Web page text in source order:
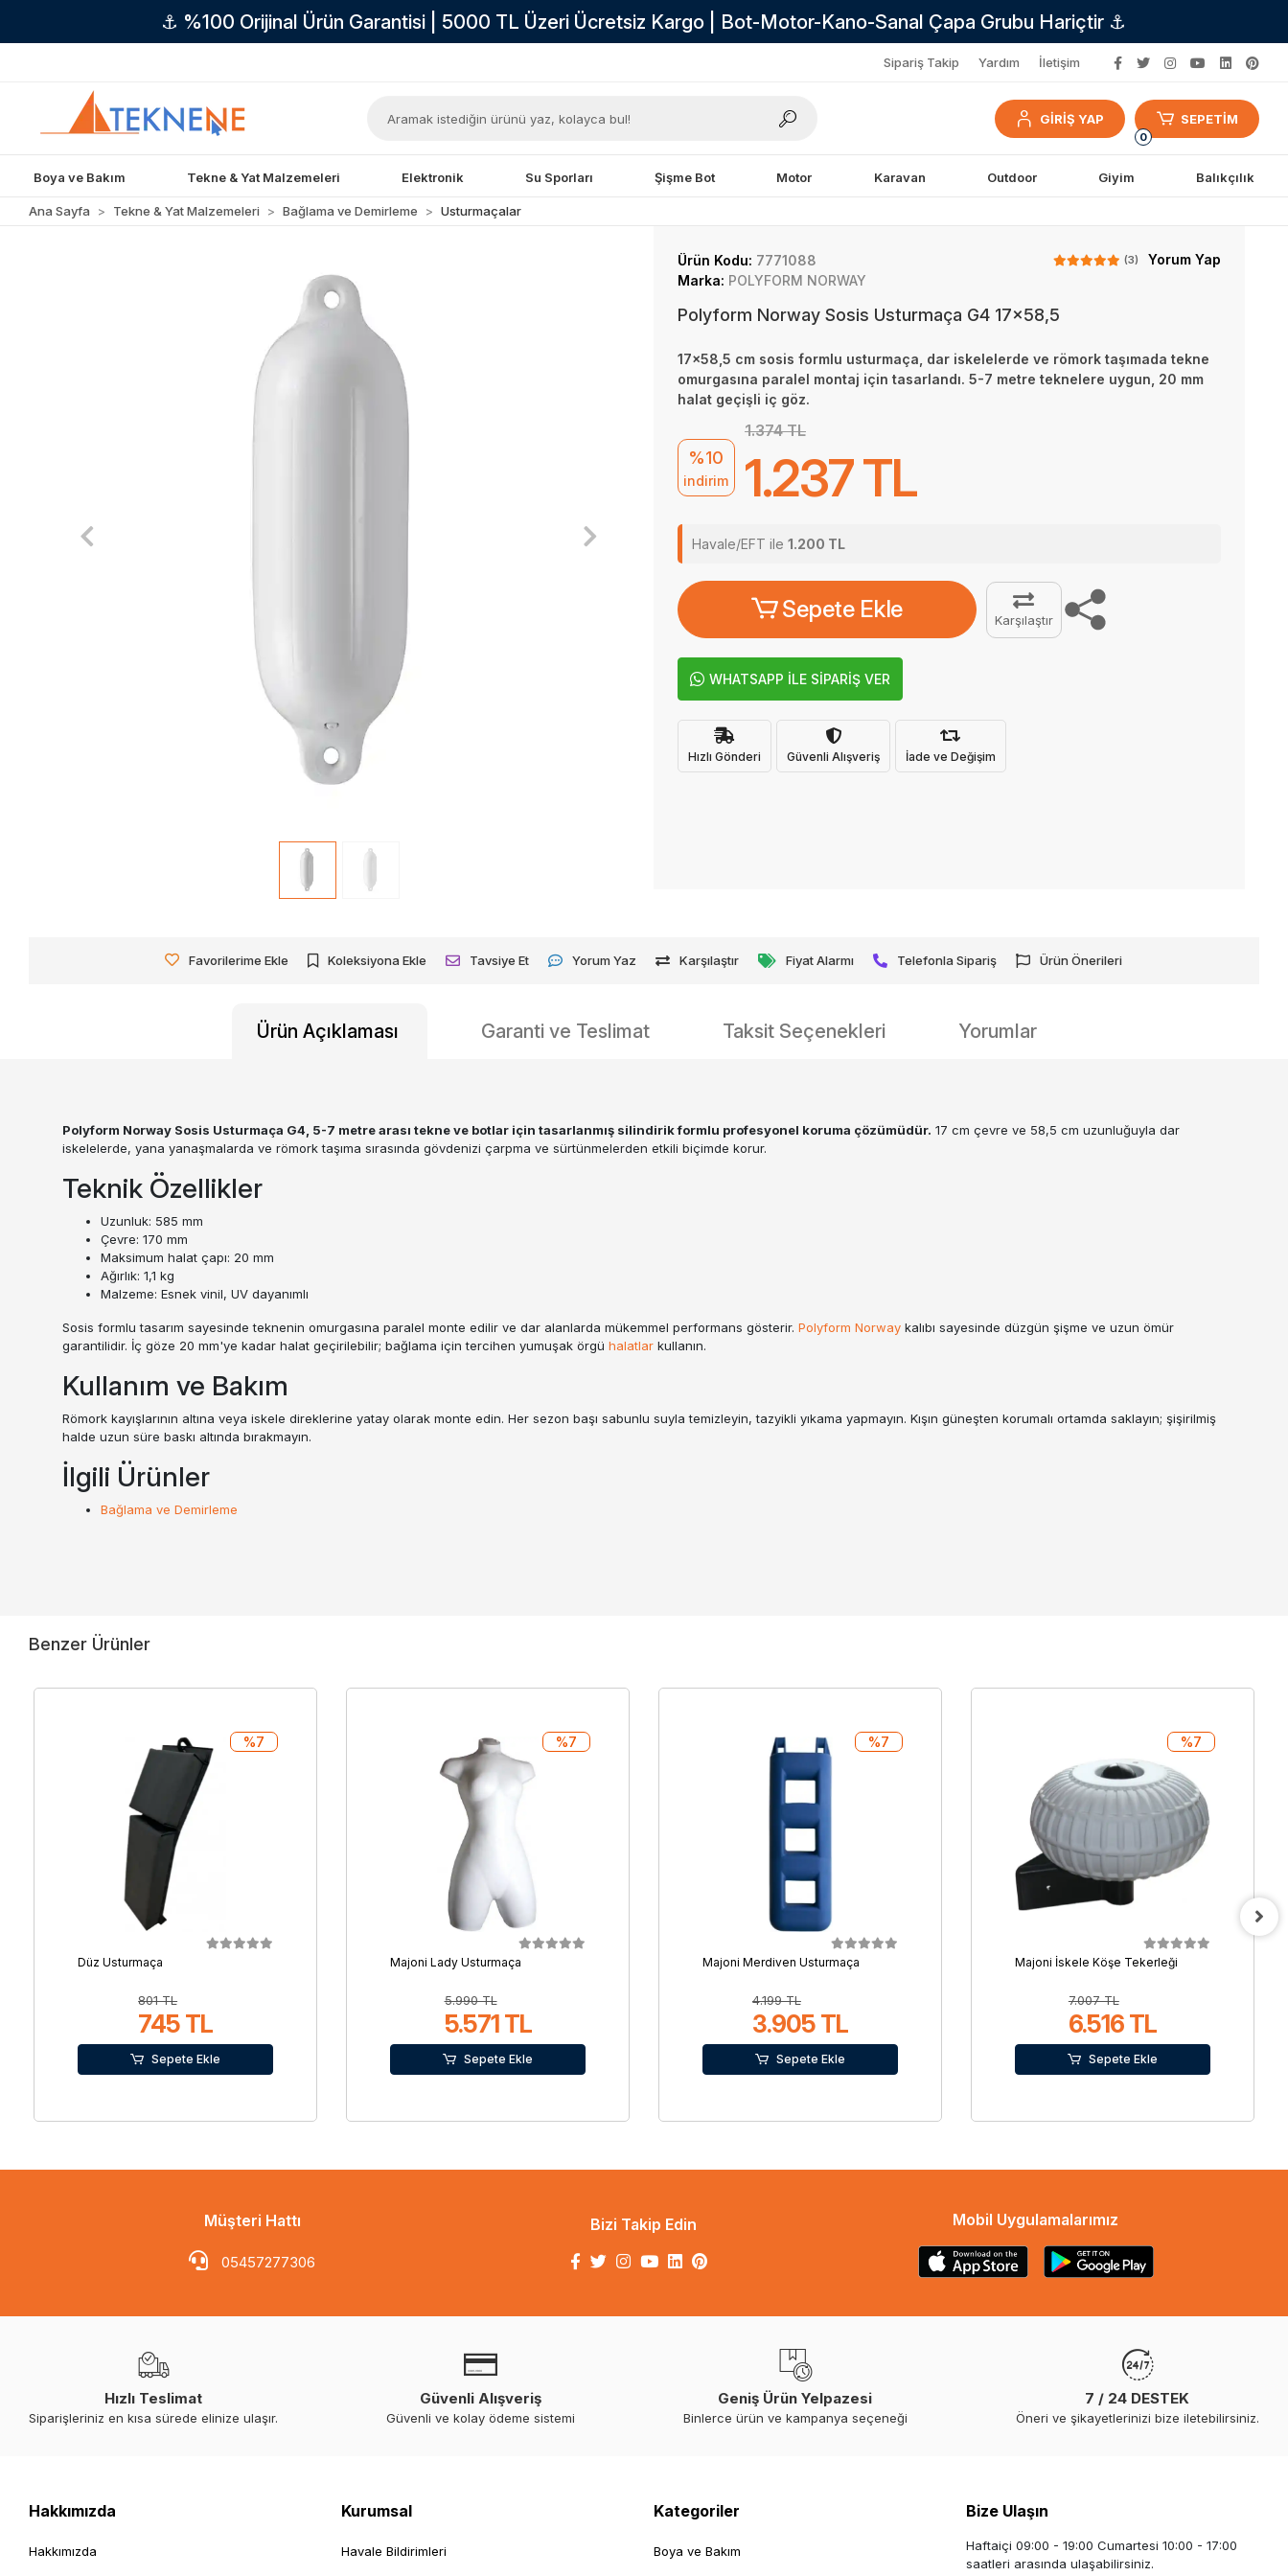
⚓ %100 Orijinal Ürün Garantisi | 5000 TL Üzeri Ücretsiz Kargo | Bot-Motor-Kano-Sanal Çapa Grubu Hariçtir ⚓
Sipariş Takip Yardım İletişim
GİRİŞ YAP
0
SEPETİM
Boya ve Bakım Tekne & Yat Malzemeleri Elektronik Su Sporları Şişme Bot Motor Karavan Outdoor Giyim Balıkçılık
Ana Sayfa Tekne & Yat Malzemeleri Bağlama ve Demirleme Usturmaçalar
Ürün Kodu: 7771088 (3)
Yorum Yap
Marka: POLYFORM NORWAY
Polyform Norway Sosis Usturmaça G4 17×58,5
17×58,5 cm sosis formlu usturmaça, dar iskelelerde ve römork taşımada tekne
omurgasına paralel montaj için tasarlandı. 5-7 metre teknelere uygun, 20 mm
halat geçişli iç göz.
%10
indirim
1.374 TL
1.237 TL
Havale/EFT ile 1.200 TL
Sepete Ekle Karşılaştır
WHATSAPP İLE SİPARİŞ VER
Hızlı Gönderi Güvenli Alışveriş İade ve Değişim
Favorilerime Ekle Koleksiyona Ekle Tavsiye Et Yorum Yaz Karşılaştır Fiyat Alarmı Telefonla Sipariş Ürün Önerileri
Ürün Açıklaması Garanti ve Teslimat Taksit Seçenekleri Yorumlar
Polyform Norway Sosis Usturmaça G4, 5-7 metre arası tekne ve botlar için tasarlanmış silindirik formlu profesyonel koruma çözümüdür. 17 cm çevre ve 58,5 cm uzunluğuyla dar
iskelelerde, yana yanaşmalarda ve römork taşıma sırasında gövdenizi çarpma ve sürtünmelerden etkili biçimde korur.
Teknik Özellikler
Uzunluk: 585 mm
Çevre: 170 mm
Maksimum halat çapı: 20 mm
Ağırlık: 1,1 kg
Malzeme: Esnek vinil, UV dayanımlı
Sosis formlu tasarım sayesinde teknenin omurgasına paralel monte edilir ve dar alanlarda mükemmel performans gösterir. Polyform Norway kalıbı sayesinde düzgün şişme ve uzun ömür
garantilidir. İç göze 20 mm'ye kadar halat geçirilebilir; bağlama için tercihen yumuşak örgü halatlar kullanın.
Kullanım ve Bakım
Römork kayışlarının altına veya iskele direklerine yatay olarak monte edin. Her sezon başı sabunlu suyla temizleyin, tazyikli yıkama yapmayın. Kışın güneşten korumalı ortamda saklayın; şişirilmiş
halde uzun süre baskı altında bırakmayın.
İlgili Ürünler
Bağlama ve Demirleme
Benzer Ürünler
Düz Usturmaça
801 TL
745 TL
%7
Sepete Ekle
Majoni Lady Usturmaça
5.990 TL
5.571 TL
%7
Sepete Ekle
Majoni Merdiven Usturmaça
4.199 TL
3.905 TL
%7
Sepete Ekle
Majoni İskele Köşe Tekerleği
7.007 TL
6.516 TL
%7
Sepete Ekle
Müşteri Hattı
05457277306
Bizi Takip Edin Mobil Uygulamalarımız
Hızlı Teslimat
Siparişleriniz en kısa sürede elinize ulaşır.
Güvenli Alışveriş
Güvenli ve kolay ödeme sistemi
Geniş Ürün Yelpazesi
Binlerce ürün ve kampanya seçeneği
7 / 24 DESTEK
Öneri ve şikayetlerinizi bize iletebilirsiniz.
Hakkımızda
Hakkımızda
Kurumsal
Havale Bildirimleri
Kategoriler
Boya ve Bakım
Bize Ulaşın
Haftaiçi 09:00 - 19:00 Cumartesi 10:00 - 17:00
saatleri arasında ulaşabilirsiniz.